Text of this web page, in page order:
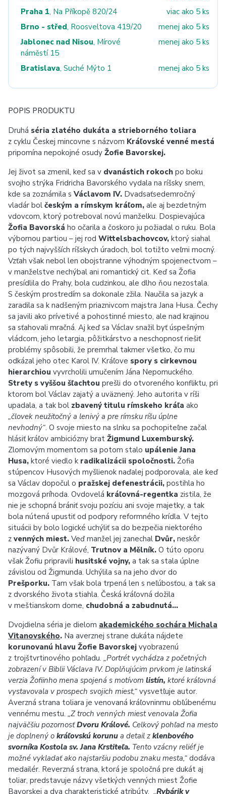
Praha 1, Na Příkopě 820/24
viac ako 5 ks
Brno - střed, Roosveltova 419/20
menej ako 5 ks
Jablonec nad Nisou, Mírové
náměstí 15
menej ako 5 ks
Bratislava, Suché Mýto 1 menej ako 5 ks
POPIS PRODUKTU
Druhá séria zlatého dukáta a strieborného toliara
z cyklu Českej mincovne s názvom Kráľovské venné mestá
pripomína nepokojné osudy Žofie Bavorskej.
Jej život sa zmenil, keď sa v dvanástich rokoch po boku
svojho strýka Fridricha Bavorského vydala na ríšsky snem,
kde sa zoznámila s Václavom IV. Dvadsaťsedemročný
vladár bol českým a rímskym kráľom, ale aj bezdetným
vdovcom, ktorý potreboval novú manželku. Dospievajúca
Žofia Bavorská ho očarila a čoskoro ju požiadal o ruku. Bola
výbornou partiou – jej rod Wittelsbachovcov, ktorý siahal
po tých najvyšších ríšskych úradoch, bol totižto veľmi mocný.
Vzťah však nebol len obojstranne výhodným spojenectvom –
v manželstve nechýbal ani romantický cit. Keď sa Žofia
presídlila do Prahy, bola cudzinkou, ale dlho ňou nezostala.
S českým prostredím sa dokonale zžila. Naučila sa jazyk a
zaradila sa k nadšeným priaznivcom majstra Jana Husa. Čechy
sa javili ako prívetivé a pohostinné miesto, ale nad krajinou
sa sťahovali mračná. Aj keď sa Václav snažil byť úspešným
vládcom, jeho letargia, pôžitkárstvo a neschopnosť riešiť
problémy spôsobili, že premrhal takmer všetko, čo mu
odkázal jeho otec Karol IV. Kráľove spory s cirkevnou
hierarchiou vyvrcholili umučením Jána Nepomuckého.
Strety s vyššou šľachtou prešli do otvoreného konfliktu, pri
ktorom bol Václav zajatý a uväznený. Jeho autorita v ríši
upadala, a tak bol zbavený titulu rímskeho kráľa ako
„človek neužitočný a lenivý a pre rímsku ríšu úplne
nevhodný“. O svoje miesto na slnku sa pochopiteľne začal
hlásiť kráľov ambiciózny brat Žigmund Luxemburský.
Zlomovým momentom sa potom stalo upálenie Jana
Husa, ktoré viedlo k radikalizácii spoločnosti. Žofia
stúpencov Husových myšlienok naďalej podporovala, ale keď
sa Václav dopočul o pražskej defenestrácii, postihla ho
mozgová príhoda. Ovdovelá kráľovná-regentka zistila, že
nie je schopná brániť svoju pozíciu ani svoje majetky, a tak
bola nútená upustiť od podpory reformného krídla. V tejto
situácii by bolo logické uchýliť sa do bezpečia niektorého
z venných miest. Veď manžel jej zanechal Dvůr, neskôr
nazývaný Dvůr Králové, Trutnov a Mělník. O túto oporu
však Žofiu pripravili husitské vojny, a tak sa stala úplne
závislou od Žigmunda. Uchýlila sa na jeho dvor do
Prešporku. Tam však bola trpená len s neľúbosťou, a tak sa
z dvorského života stiahla. Česká kráľovná dožila
v meštianskom dome, chudobná a zabudnutá…
Dvojdielna séria je dielom akademického sochára Michala
Vitanovského. Na averznej strane dukáta nájdete
korunovanú hlavu Žofie Bavorskej vyobrazenú
z trojštvrtinového pohľadu. „Portrét vychádza z početných
zobrazení v Biblii Václava IV. Doplňujúcim prvkom je latinská
verzia Žofiinho mena spojená s motívom listín, ktoré kráľovná
vystavovala v prospech svojich miest,“ vysvetľuje autor.
Averzná strana toliara je venovaná kráľovninmu obľúbenému
vennému mestu. „Z troch venných miest venovala Žofia
najväčšiu pozornosťDvoru Králové. Celkový pohľad na mesto
je doplnený o kráľovskú korunu a detail z klenbového
svorníka Kostola sv. Jana Krstiteľa. Tento vzácny reliéf je
možné vykladať ako najstaršiu podobu znaku mesta,“ dodáva
medailér. Reverzná strana, ktorá je spoločná pre dukát aj
toliar, predstavuje názvy všetkých venných miest Žofie
Bavorskej a dva charakteristické atribúty. „Rybárik v